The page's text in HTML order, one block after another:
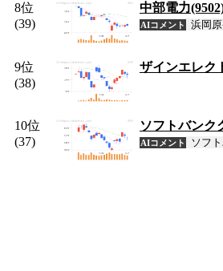
8位
(39)
中部電力
AIコメント 浜岡
9位
(38)
ザインエレク
10位
(37)
ソフトバンク
AIコメント ソフ